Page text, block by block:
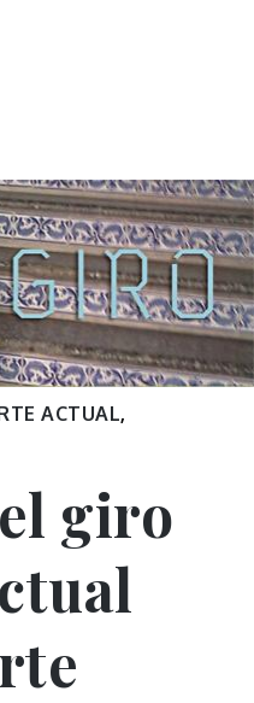
ACTUAL,
giro